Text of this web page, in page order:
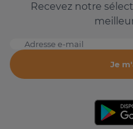
Recevez notre
Adresse e-mail
Je